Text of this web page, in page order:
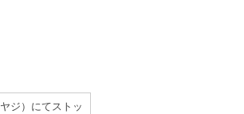
ジ）にてストッ